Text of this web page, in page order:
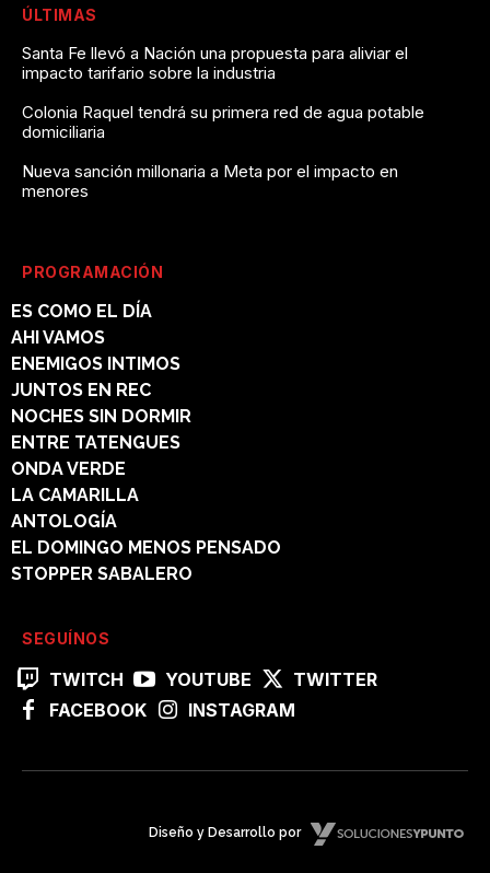
ÚLTIMAS
Santa Fe llevó a Nación una propuesta para aliviar el
impacto tarifario sobre la industria
Colonia Raquel tendrá su primera red de agua potable
domiciliaria
Nueva sanción millonaria a Meta por el impacto en
menores
PROGRAMACIÓN
ES COMO EL DÍA
AHI VAMOS
ENEMIGOS INTIMOS
JUNTOS EN REC
NOCHES SIN DORMIR
ENTRE TATENGUES
ONDA VERDE
LA CAMARILLA
ANTOLOGÍA
EL DOMINGO MENOS PENSADO
STOPPER SABALERO
SEGUÍNOS
TWITCH YOUTUBE
TWITTER
FACEBOOK
INSTAGRAM
Diseño y Desarrollo por